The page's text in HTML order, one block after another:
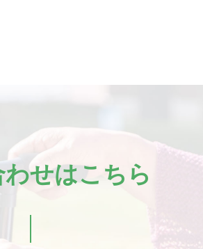
せはこちら